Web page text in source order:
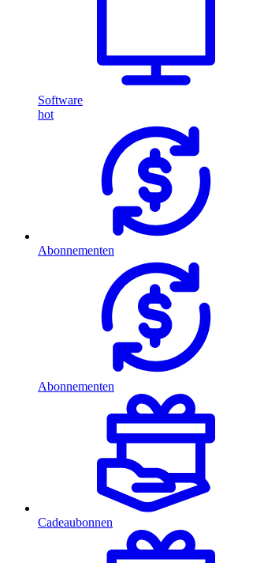
Software
hot
Abonnementen
Abonnementen
Cadeaubonnen